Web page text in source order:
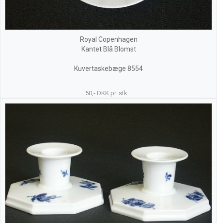
Royal Copenhagen
Kantet Blå Blomst
Kuvertaskebæge 8554
50,- DKK pr. stk.